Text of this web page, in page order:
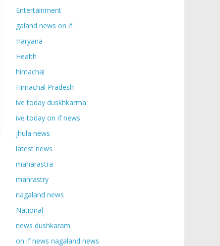
Entertainment
galand news on if
Haryana
Health
himachal
Himachal Pradesh
ive today duskhkarma
ive today on if news
jhula news
latest news
maharastra
mahrastry
nagaland news
National
news dushkaram
on if news nagaland news